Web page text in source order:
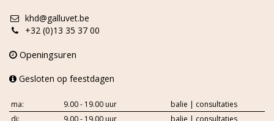
khd@galluvet.be
+32 (0)13 35 37 00
Openingsuren
Gesloten op feestdagen
ma: 9.00 - 19.00 uur
balie | consultaties
di:
9.00 - 19.00 uur balie | consultaties